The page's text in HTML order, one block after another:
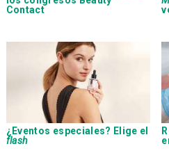
Contact
¿Eventos especiales? Elige el
flash